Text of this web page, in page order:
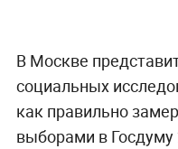
В Москве
социальных
как правильно
выборами в